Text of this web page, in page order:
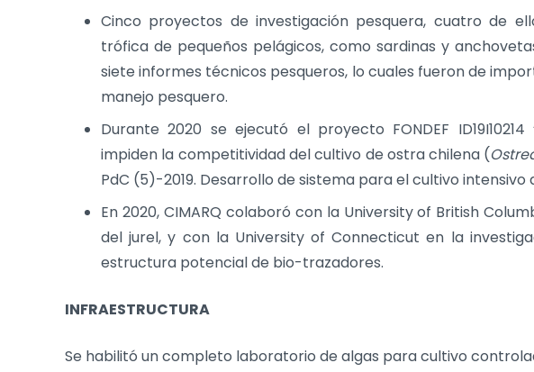
Cinco proyectos de investigación pesquera, cuatro de
trófica de pequeños pelágicos, como sardinas y
siete informes técnicos pesqueros, lo cuales fueron de
manejo pesquero.
Durante 2020 se ejecutó el proyecto FONDEF
impiden la competitividad del cultivo de ostra chilena (
PdC (5)-2019. Desarrollo de sistema para el cultivo intensivo
En 2020, CIMARQ colaboró con la University of British
del jurel, y con la University of Connecticut en la
estructura potencial de bio-trazadores.
INFRAESTRUCTURA
Se habilitó un completo laboratorio de algas para cultivo